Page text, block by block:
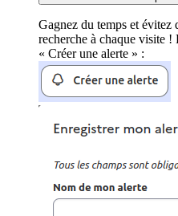
Gagnez du temps et évitez
recherche à chaque visite
« Créer une alerte » :